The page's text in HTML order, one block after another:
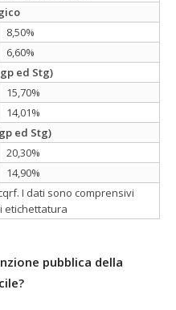
8,50%
6,60%
ed Stg)
15,70%
14,01%
ed Stg)
20,30%
14,90%
I dati sono comprensivi
etichettatura
pubblica della